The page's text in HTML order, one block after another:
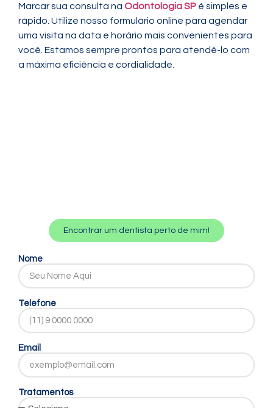
Marcar sua consulta na Odontologia SP é simples e
rápido. Utilize nosso formulário online para agendar
uma visita na data e horário mais convenientes para
você. Estamos sempre prontos para atendê-lo com
a máxima eficiência e cordialidade.
Encontrar um dentista perto de mim!
Nome
Telefone
Email
Tratamentos